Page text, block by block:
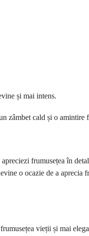
și mai intens.
zâmbet cald și o amintire
frumusețea în
o ocazie de a aprecia
vieții și mai